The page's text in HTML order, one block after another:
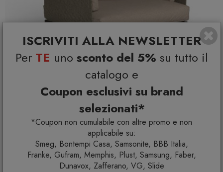
ISCRIVITI ALLA NEWSLETTER
Per TE uno sconto del 5% su tutto il
catalogo e
Coupon esclusivi su brand
selezionati*
*Coupon non cumulabile con altre promo e non
applicabile su:
Smeg, Bontempi Casa, Samsonite, BBB Italia,
Franke, Gufram, Memphis, Plust, Samsung, Faber,
Dunavox, Zafferano, VG, Slide
Leaf Poltrona Living
PREZZO SU RICHIESTA
+ VARIANTI DISPONIBILI